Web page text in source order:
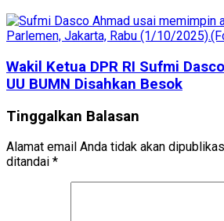
Wakil Ketua DPR RI Sufmi
UU BUMN Disahkan Besok
Tinggalkan Balasan
Alamat email Anda tidak akan
ditandai *